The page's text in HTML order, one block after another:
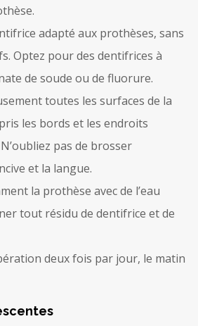
adapté aux prothèses, sans
Optez pour des dentifrices à
de soude ou de fluorure.
toutes les surfaces de la
les bords et les endroits
N’oubliez pas de brosser
et la langue.
la prothèse avec de l’eau
tout résidu de dentifrice et de
deux fois par jour, le matin